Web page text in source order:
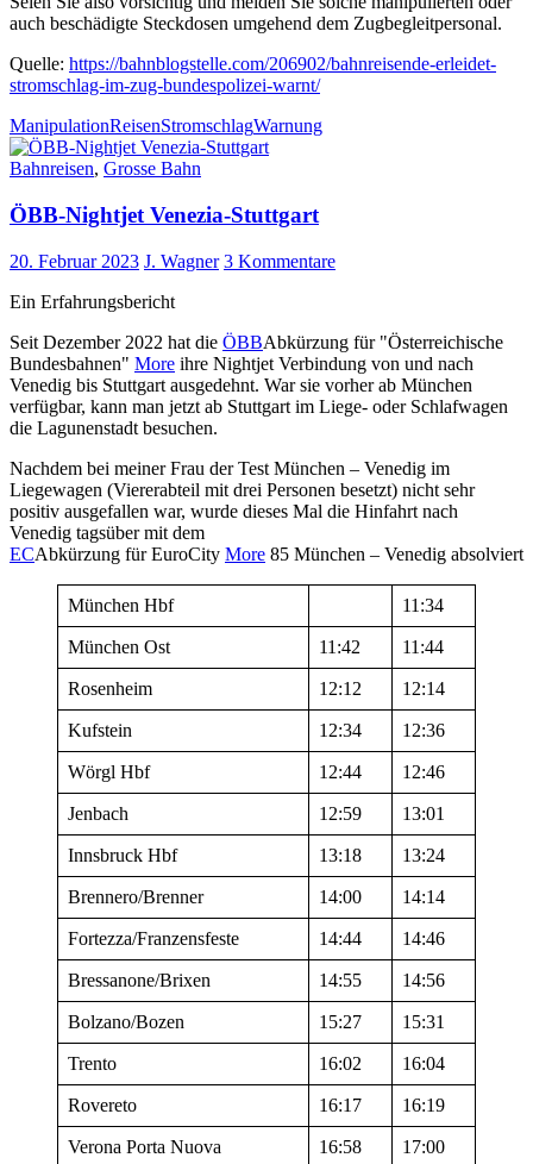
auch beschädigte Steckdosen umgehend dem Zugbegleitpersonal.
Quelle: https://bahnblogstelle.com/206902/bahnreisende-erleidet-
stromschlag-im-zug-bundespolizei-warnt/
ManipulationReisenStromschlagWarnung
Bahnreisen, Grosse Bahn
ÖBB-Nightjet Venezia-Stuttgart
20. Februar 2023 J. Wagner 3 Kommentare
Ein Erfahrungsbericht
Seit Dezember 2022 hat die ÖBBAbkürzung für "Österreichische
Bundesbahnen" More ihre Nightjet Verbindung von und nach
Venedig bis Stuttgart ausgedehnt. War sie vorher ab München
verfügbar, kann man jetzt ab Stuttgart im Liege- oder Schlafwagen
die Lagunenstadt besuchen.
Nachdem bei meiner Frau der Test München – Venedig im
Liegewagen (Viererabteil mit drei Personen besetzt) nicht sehr
positiv ausgefallen war, wurde dieses Mal die Hinfahrt nach
Venedig tagsüber mit dem
ECAbkürzung für EuroCity More 85 München – Venedig absolviert
München Hbf 11:34
München Ost 11:42 11:44
Rosenheim 12:12 12:14
Kufstein 12:34 12:36
Wörgl Hbf 12:44 12:46
Jenbach 12:59 13:01
Innsbruck Hbf 13:18 13:24
Brennero/Brenner 14:00 14:14
Fortezza/Franzensfeste 14:44 14:46
Bressanone/Brixen 14:55 14:56
Bolzano/Bozen 15:27 15:31
Trento 16:02 16:04
Rovereto 16:17 16:19
Verona Porta Nuova 16:58 17:00